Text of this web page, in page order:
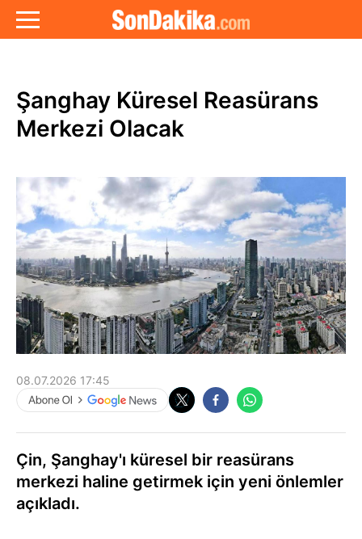
Şanghay Küresel Reasürans
Merkezi Olacak
08.07.2026 17:45
Çin, Şanghay'ı küresel bir reasürans
merkezi haline getirmek için yeni önlemler
açıkladı.